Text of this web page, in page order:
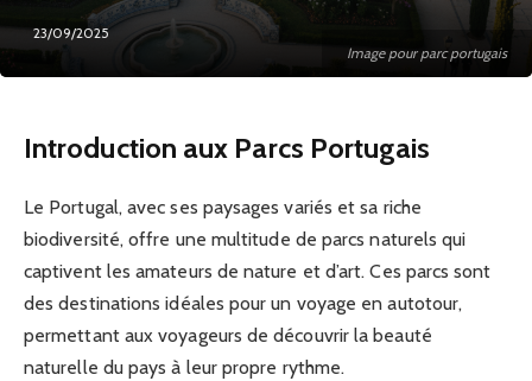
Image pour parc portugais
23/09/2025
Introduction aux Parcs Portugais
Le Portugal, avec ses paysages variés et sa riche
biodiversité, offre une multitude de parcs naturels qui
captivent les amateurs de nature et d’art. Ces parcs sont
des destinations idéales pour un voyage en autotour,
permettant aux voyageurs de découvrir la beauté
naturelle du pays à leur propre rythme.